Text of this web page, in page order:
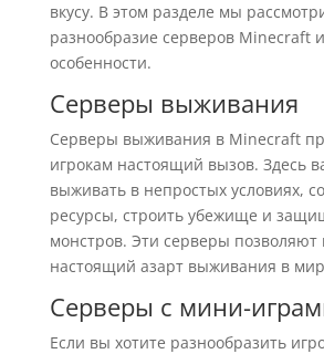
вкусу. В этом разделе мы
разнообразие серверов Minecraft
особенности.
Серверы выживания
Серверы выживания в Minecraft
игрокам настоящий вызов. Здесь
выживать в непростых условиях,
ресурсы, строить убежище и
монстров. Эти серверы позволяют
настоящий азарт выживания в
Серверы с мини-
Если вы хотите разнообразить